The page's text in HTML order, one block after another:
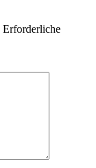
Erforderliche